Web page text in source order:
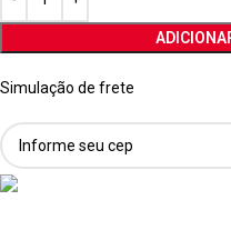
Simulação de frete